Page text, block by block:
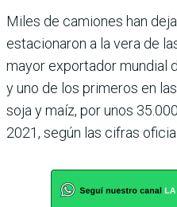
Miles de camiones han
estacionaron a la vera de
mayor exportador mundial
y uno de los primeros en
soja y maíz, por unos
2021, según las cifras